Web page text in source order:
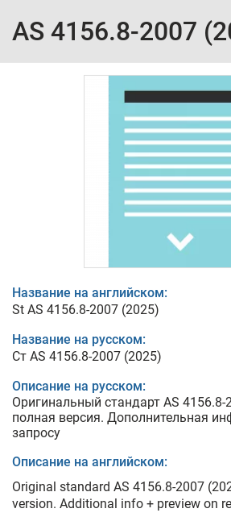
AS 4156.8-2007
Название на английском:
St AS 4156.8-2007 (2025)
Название на русском:
Ст AS 4156.8-2007 (2025)
Описание на русском:
Оригинальный стандарт AS 4156.8-
полная версия. Дополнительная
запросу
Описание на английском:
Original standard AS 4156.8-2007
version. Additional info + preview on